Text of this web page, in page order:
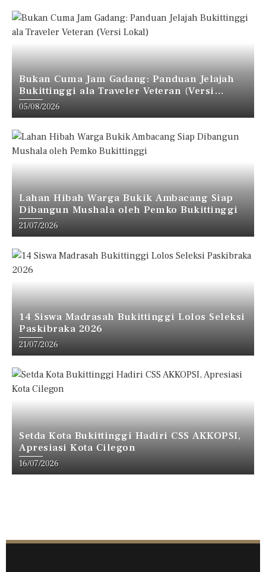
Bukan Cuma Jam Gadang: Panduan Jelajah
Bukittinggi ala Traveler Veteran (Versi
Lokal)
05/08/2026
Lahan Hibah Warga Bukik Ambacang Siap
Dibangun Mushala oleh Pemko Bukittinggi
21/07/2026
14 Siswa Madrasah Bukittinggi Lolos Seleksi
Paskibraka 2026
21/07/2026
Setda Kota Bukittinggi Hadiri CSS AKKOPSI,
Apresiasi Kota Cilegon
16/07/2026